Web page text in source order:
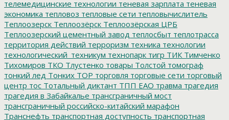
телемедицинские технологии теневая зарплата теневая
экономика тепловоз тепловые сети тепловычислитель
Теплоозерск Теплоозёрск Теплоозёрская ЦРБ
Теплоозерский цементный завод теплосбыт теплотрасса
территория действий терроризм техника технологии
технологический_техникум технопарк тигр ТИК Тимченко
Тихомиров ТКО Тлустенко товары Толстой томограф
тонкий лед Тонких ТОР торговля торговые сети торговый
центр тос Тотальный диктант ТПП ЕАО травма трагедия
трагедия в Забайкалье трансграничный мост
трансграничный российско-китайский марафон
Транснефть транспортная доступность транспортная